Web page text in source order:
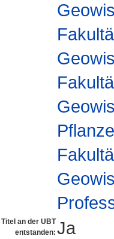
Titel an der UBT
entstanden: Ja